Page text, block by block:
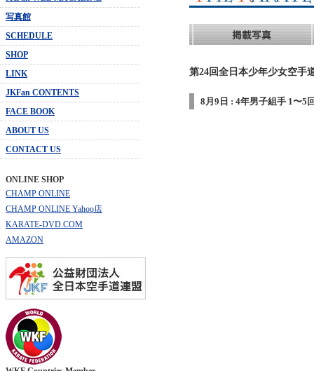
写真館
SCHEDULE
SHOP
LINK
JKFan CONTENTS
FACE BOOK
ABOUT US
CONTACT US
ONLINE SHOP
CHAMP ONLINE
CHAMP ONLINE Yahoo店
KARATE-DVD.COM
AMAZON
第24回全日本少年少女空手
8月9日 : 4年男子組手 1〜5